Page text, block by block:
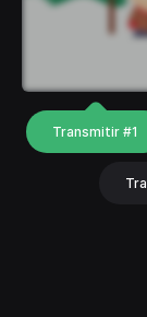
Transmitir #1